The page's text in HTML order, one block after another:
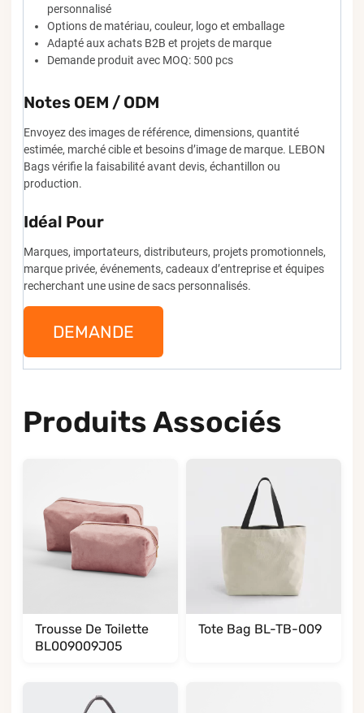
personnalisé
Options de matériau, couleur, logo et emballage
Adapté aux achats B2B et projets de marque
Demande produit avec MOQ: 500 pcs
Notes OEM / ODM
Envoyez des images de référence, dimensions, quantité
estimée, marché cible et besoins d’image de marque. LEBON
Bags vérifie la faisabilité avant devis, échantillon ou
production.
Idéal Pour
Marques, importateurs, distributeurs, projets promotionnels,
marque privée, événements, cadeaux d’entreprise et équipes
recherchant une usine de sacs personnalisés.
DEMANDE
Produits Associés
Trousse De Toilette
BL009009J05
Tote Bag BL-TB-009